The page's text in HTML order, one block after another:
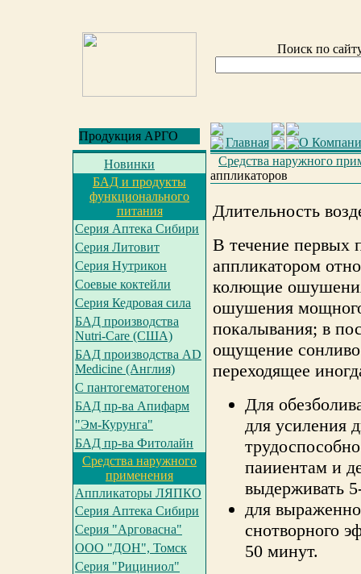
Поиск по
Продукция АРГО Главная
О
Новинки
БАД и продукты
функционального
питания
Серия Аптека Сибири
Серия Литовит
Серия Нутрикон
Соевые коктейли
Серия Кедровая сила
БАД производства
Nutri-Care (США)
БАД производства AD
Medicine (Англия)
С пантогематогеном
БАД пр-ва Апифарм
"Эм-Курунга"
БАД пр-ва Фитолайн
Средства наружного
применения
Аппликаторы ЛЯПКО
Серия Аптека Сибири
Серия "Арговасна"
ООО "ДОН", Томск
Серия "Рициниол"
Средства наружного
аппликаторов
Длительность
В течение первых
аппликатором
колющие
ошушения
покалывания; в
ощущение
переходящее
Для
для усиления
паииентам и
выдерживать
для
снотворного
50 минут.